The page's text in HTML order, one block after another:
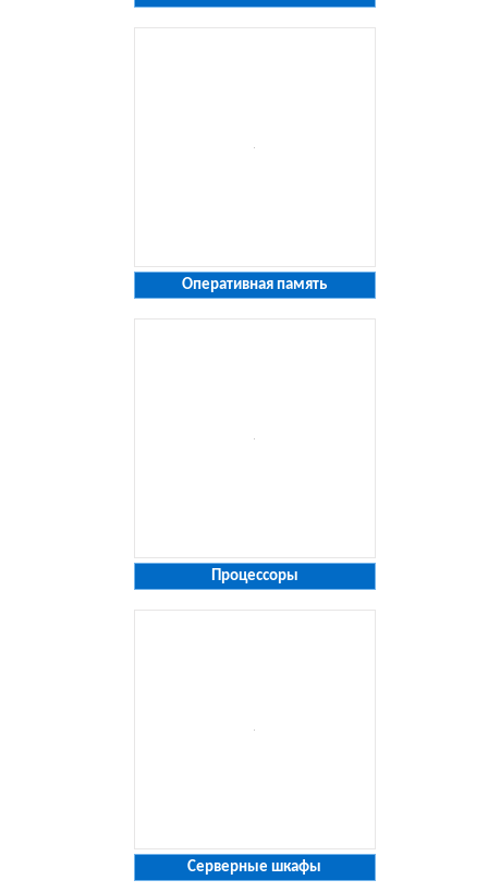
Оперативная память
Процессоры
Серверные шкафы